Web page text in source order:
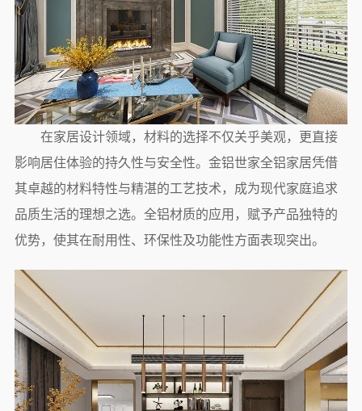
在家居设计领域，材料的选择不仅关乎美观，更直接
影响居住体验的持久性与安全性。金铝世家全铝家居凭借
其卓越的材料特性与精湛的工艺技术，成为现代家庭追求
品质生活的理想之选。全铝材质的应用，赋予产品独特的
优势，使其在耐用性、环保性及功能性方面表现突出。